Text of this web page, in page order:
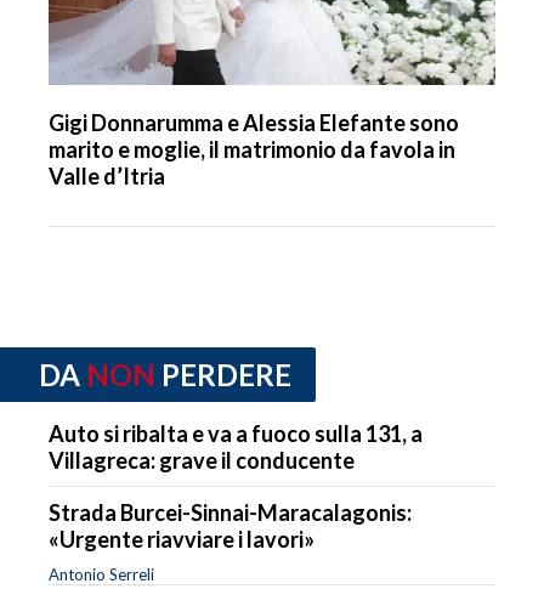
Gigi Donnarumma e Alessia Elefante sono
marito e moglie, il matrimonio da favola in
Valle d’Itria
DA NON PERDERE
Auto si ribalta e va a fuoco sulla 131, a
Villagreca: grave il conducente
Strada Burcei-Sinnai-Maracalagonis:
«Urgente riavviare i lavori»
Antonio Serreli